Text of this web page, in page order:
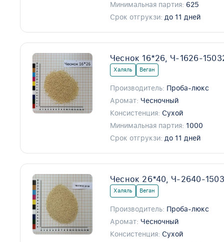
Минимальная партия: 625
Срок отгрукзи: до 11 дней
Чеснок 16*26, Ч-1626-
Халяль Веган
Производитель: Проба-люкс
Аромат: Чесночный
Консистенция: Сухой
Минимальная партия: 1000
Срок отгрукзи: до 11 дней
Чеснок 26*40, Ч-2640-
Халяль Веган
Производитель: Проба-люкс
Аромат: Чесночный
Консистенция: Сухой